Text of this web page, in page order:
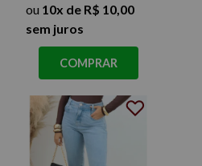
ou 10x de R$ 10,00
sem juros
COMPRAR